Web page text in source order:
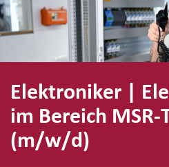
Elektroniker |
im Bereich MSR-
(m/w/d)